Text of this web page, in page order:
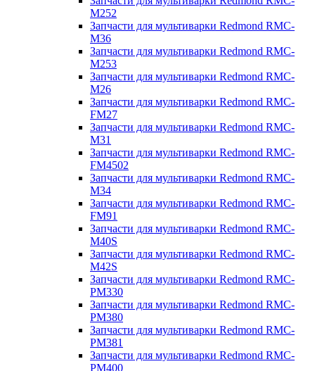
M252
Запчасти для мультиварки Redmond RMC-
M36
Запчасти для мультиварки Redmond RMC-
M253
Запчасти для мультиварки Redmond RMC-
M26
Запчасти для мультиварки Redmond RMC-
FM27
Запчасти для мультиварки Redmond RMC-
M31
Запчасти для мультиварки Redmond RMC-
FM4502
Запчасти для мультиварки Redmond RMC-
M34
Запчасти для мультиварки Redmond RMC-
FM91
Запчасти для мультиварки Redmond RMC-
M40S
Запчасти для мультиварки Redmond RMC-
M42S
Запчасти для мультиварки Redmond RMC-
PM330
Запчасти для мультиварки Redmond RMC-
PM380
Запчасти для мультиварки Redmond RMC-
PM381
Запчасти для мультиварки Redmond RMC-
PM400